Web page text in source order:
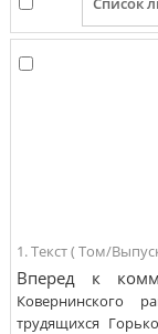
1. Текст ( Том/
Вперед к
Ковернинского
трудящихся